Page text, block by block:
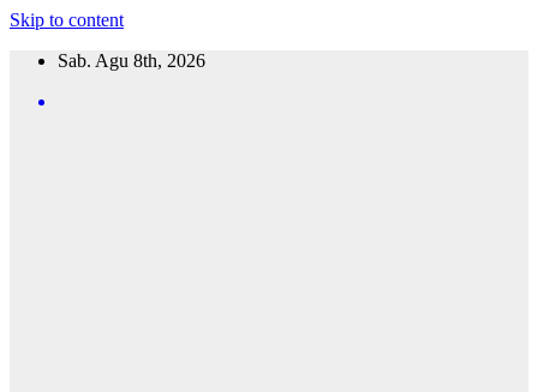
Skip to content
Sab. Agu 8th, 2026